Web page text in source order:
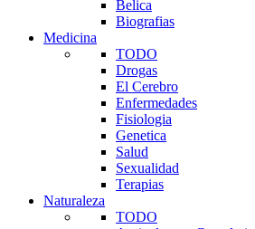
Belica
Biografias
Medicina
TODO
Drogas
El Cerebro
Enfermedades
Fisiologia
Genetica
Salud
Sexualidad
Terapias
Naturaleza
TODO